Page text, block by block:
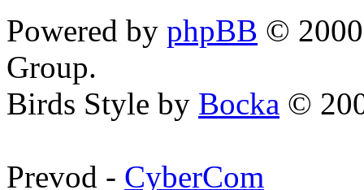
Powered by phpBB ©
Group.
Birds Style by Bocka ©
Prevod - CyberCom